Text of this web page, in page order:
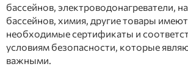
бассейнов, электроводонагреватели,
бассейнов, химия, другие товары
необходимые сертификаты и
условиям безопасности, которые
важными.